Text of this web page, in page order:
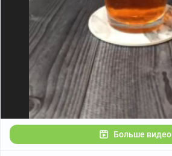
Больше видео